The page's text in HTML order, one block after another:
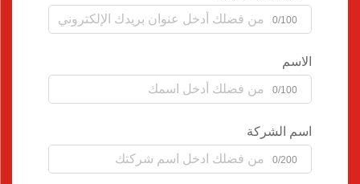
0/100
الاسم
0/100
اسم الشركة
0/200